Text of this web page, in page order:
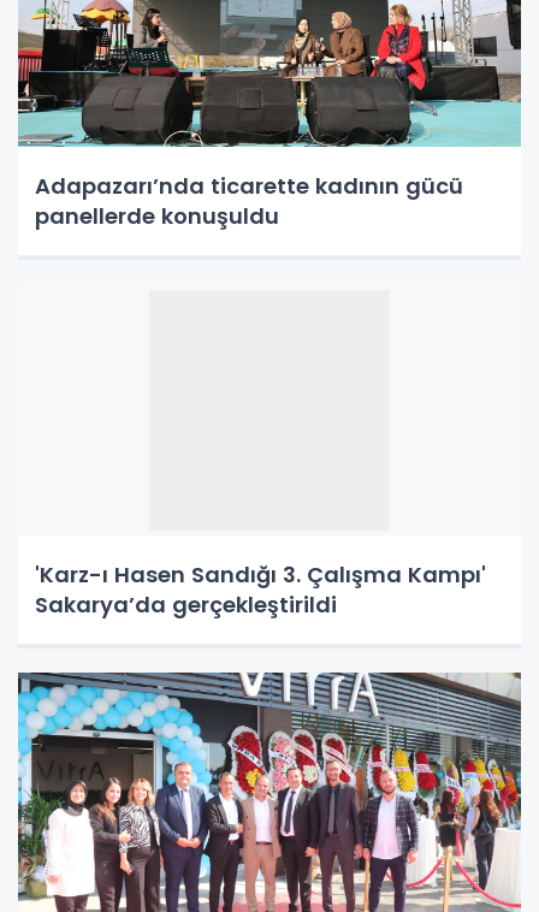
Adapazarı’nda ticarette kadının gücü
panellerde konuşuldu
'Karz-ı Hasen Sandığı 3. Çalışma Kampı'
Sakarya’da gerçekleştirildi